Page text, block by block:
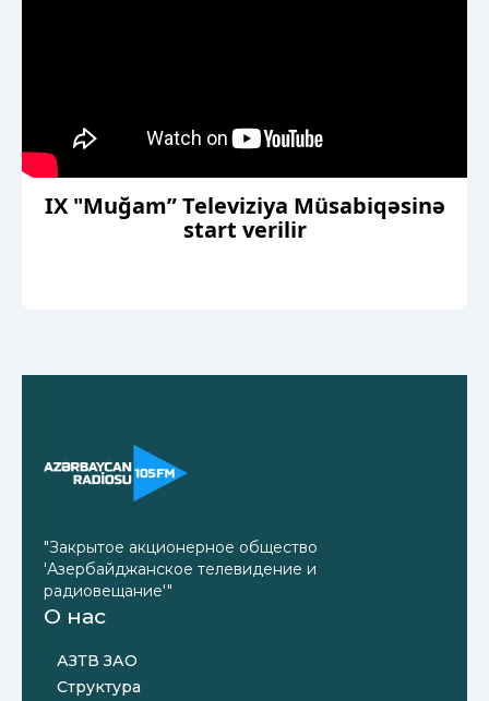
IX "Muğam” Televiziya Müsabiqəsinə
start verilir
"Закрытое акционерное общество
'Азербайджанское телевидение и
радиовещание'"
О нас
АЗТВ ЗАО
Структура